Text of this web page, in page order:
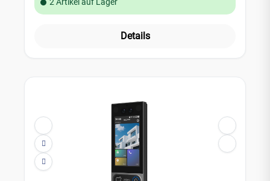
Zertifizierungen: CE, FCC
Details